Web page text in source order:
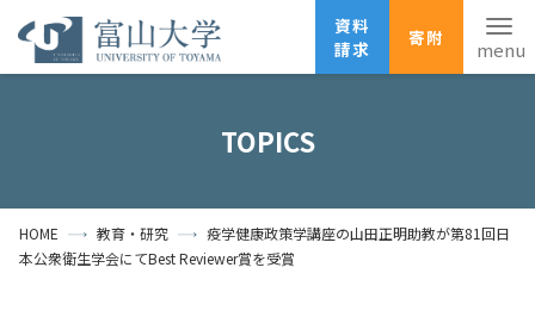
資料
請求
寄附
資料請求
寄附
広報刊行物
TOPICS
HOME 教育・研究
疫学健康政策学講座の山田正明助教が第81回日
本公衆衛生学会にてBest Reviewer賞を受賞